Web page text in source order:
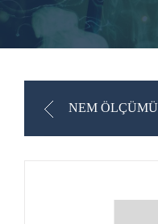
NEM ÖLÇÜMÜ